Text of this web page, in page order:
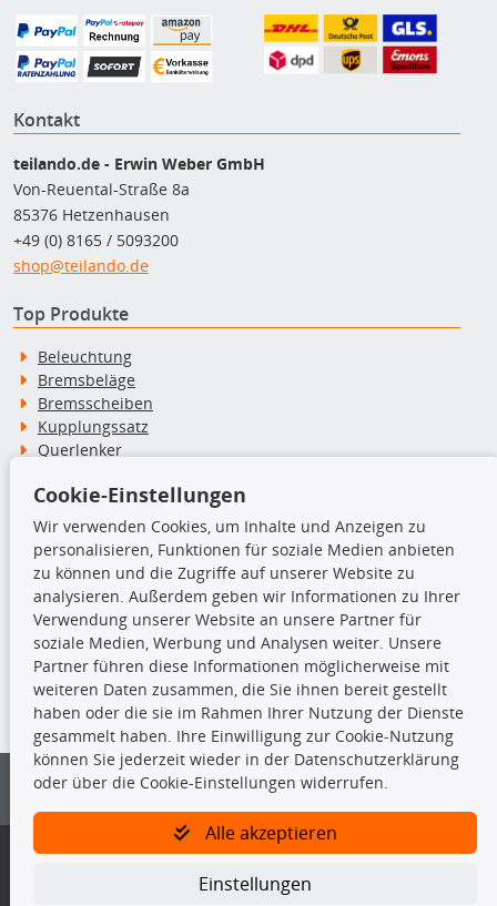
Kontakt
teilando.de - Erwin Weber GmbH
Von-Reuental-Straße 8a
85376 Hetzenhausen
+49 (0) 8165 / 5093200
shop@teilando.de
Top Produkte
Beleuchtung
Bremsbeläge
Bremsscheiben
Kupplungssatz
Querlenker
Stoßdämpfer
TecDoc Inside
Die hier angezeigten Daten insbesondere die gesamte Datenbank dürfen
nicht kopiert werden.
Es ist zu unterlassen, die Daten oder die gesamte Datenbank ohne
vorherige Zustimmung von TecDoc zu vervielfältigen, zu verbreiten
und/oder diese Handlungen durch Dritte ausführen zu lassen. Ein
Bitte prüfen Sie, ob das über unseren Onlineshop identifizierte Ersatzteil
Gegebenenfalls sind ergänzende Informationen notwendig, um
Cookie-Einstellungen
Wir verwenden Cookies, um Inhalte und Anzeigen zu
personalisieren, Funktionen für soziale Medien anbieten
zu können und die Zugriffe auf unserer Website zu
analysieren. Außerdem geben wir Informationen zu Ihrer
Verwendung unserer Website an unsere Partner für
soziale Medien, Werbung und Analysen weiter. Unsere
Partner führen diese Informationen möglicherweise mit
weiteren Daten zusammen, die Sie ihnen bereit gestellt
haben oder die sie im Rahmen Ihrer Nutzung der Dienste
gesammelt haben. Ihre Einwilligung zur Cookie-Nutzung
können Sie jederzeit wieder in der Datenschutzerklärung
oder über die Cookie-Einstellungen widerrufen.
Alle akzeptieren
Einstellungen